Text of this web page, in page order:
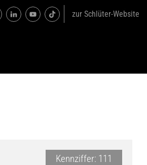
zur Schlüter-Website
Kennziffer: 111